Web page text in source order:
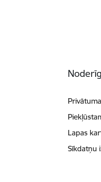
Lapas
Sīkdatņu